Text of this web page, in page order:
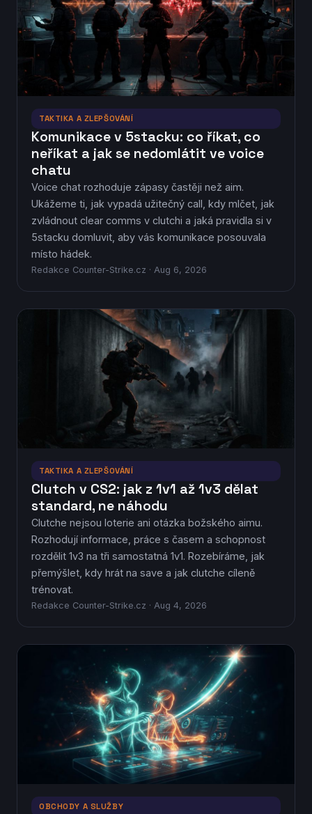
TAKTIKA A ZLEPŠOVÁNÍ
Komunikace v 5stacku: co říkat, co
neříkat a jak se nedomlátit ve voice
chatu
Voice chat rozhoduje zápasy častěji než aim.
Ukážeme ti, jak vypadá užitečný call, kdy mlčet, jak
zvládnout clear comms v clutchi a jaká pravidla si v
5stacku domluvit, aby vás komunikace posouvala
místo hádek.
Redakce Counter-Strike.cz · Aug 6, 2026
TAKTIKA A ZLEPŠOVÁNÍ
Clutch v CS2: jak z 1v1 až 1v3 dělat
standard, ne náhodu
Clutche nejsou loterie ani otázka božského aimu.
Rozhodují informace, práce s časem a schopnost
rozdělit 1v3 na tři samostatná 1v1. Rozebíráme, jak
přemýšlet, kdy hrát na save a jak clutche cíleně
trénovat.
Redakce Counter-Strike.cz · Aug 4, 2026
OBCHODY A SLUŽBY